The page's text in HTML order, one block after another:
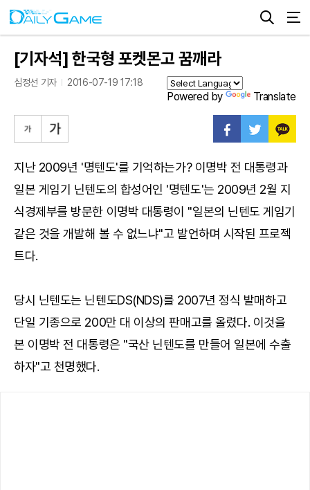
[기자석] 한국형 포켓몬고 꿈깨라
심정선 기자 2016-07-19 17:18
Powered by Translate
지난 2009년 '명텐도'를 기억하는가? 이명박 전 대통령과
일본 게임기 닌텐도의 합성어인 '명텐도'는 2009년 2월 지
식경제부를 방문한 이명박 대통령이 "일본의 닌텐도 게임기
같은 것을 개발해 볼 수 없느냐"고 발언하며 시작된 프로젝
트다.
당시 닌텐도는 닌텐도DS(NDS)를 2007년 정식 발매하고
단일 기종으로 200만 대 이상의 판매고를 올렸다. 이것을
본 이명박 전 대통령은 "국산 닌텐도를 만들어 일본에 수출
하자"고 천명했다.